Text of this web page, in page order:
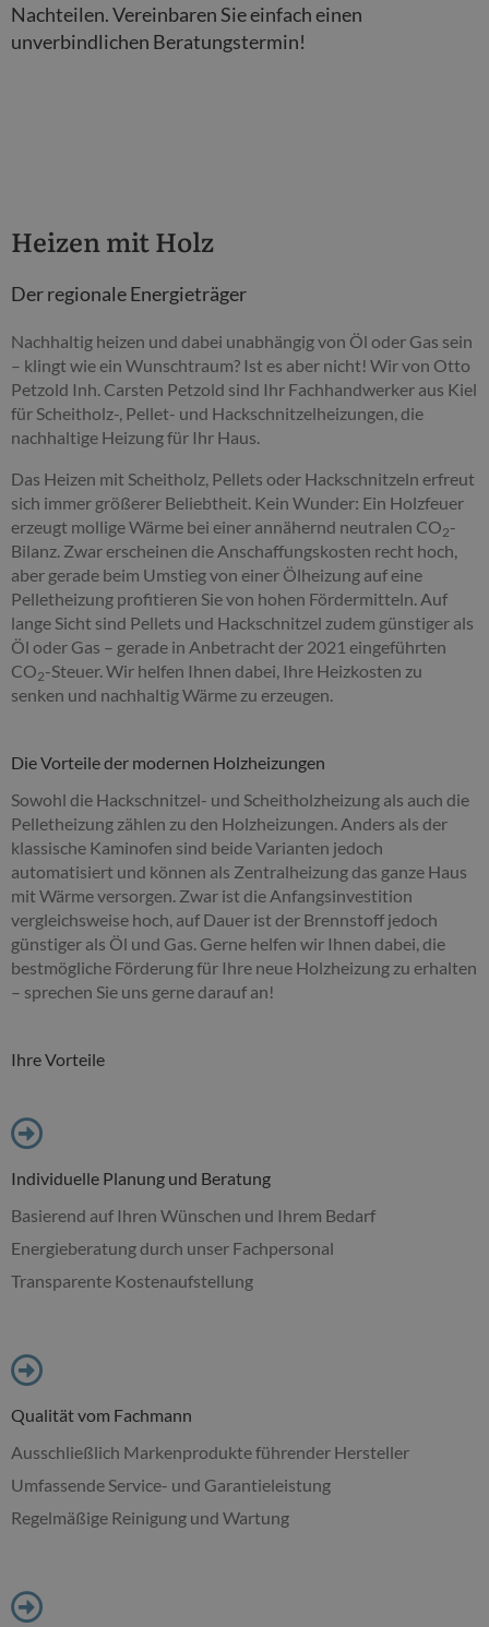
Nachteilen. Vereinbaren Sie einfach einen
unverbindlichen Beratungstermin!
Heizen mit Holz
Der regionale Energieträger
Nachhaltig heizen und dabei unabhängig von Öl oder Gas sein
– klingt wie ein Wunschtraum? Ist es aber nicht! Wir von Otto
Petzold Inh. Carsten Petzold sind Ihr Fachhandwerker aus Kiel
für Scheitholz-, Pellet- und Hackschnitzelheizungen, die
nachhaltige Heizung für Ihr Haus.
Das Heizen mit Scheitholz, Pellets oder Hackschnitzeln erfreut
sich immer größerer Beliebtheit. Kein Wunder: Ein Holzfeuer
erzeugt mollige Wärme bei einer annähernd neutralen CO2-
Bilanz. Zwar erscheinen die Anschaffungskosten recht hoch,
aber gerade beim Umstieg von einer Ölheizung auf eine
Pelletheizung profitieren Sie von hohen Fördermitteln. Auf
lange Sicht sind Pellets und Hackschnitzel zudem günstiger als
Öl oder Gas – gerade in Anbetracht der 2021 eingeführten
CO2-Steuer. Wir helfen Ihnen dabei, Ihre Heizkosten zu
senken und nachhaltig Wärme zu erzeugen.
Die Vorteile der modernen Holzheizungen
Sowohl die Hackschnitzel- und Scheitholzheizung als auch die
Pelletheizung zählen zu den Holzheizungen. Anders als der
klassische Kaminofen sind beide Varianten jedoch
automatisiert und können als Zentralheizung das ganze Haus
mit Wärme versorgen. Zwar ist die Anfangsinvestition
vergleichsweise hoch, auf Dauer ist der Brennstoff jedoch
günstiger als Öl und Gas. Gerne helfen wir Ihnen dabei, die
bestmögliche Förderung für Ihre neue Holzheizung zu erhalten
– sprechen Sie uns gerne darauf an!
Ihre Vorteile
Individuelle Planung und Beratung
Basierend auf Ihren Wünschen und Ihrem Bedarf
Energieberatung durch unser Fachpersonal
Transparente Kostenaufstellung
Qualität vom Fachmann
Ausschließlich Markenprodukte führender Hersteller
Umfassende Service- und Garantieleistung
Regelmäßige Reinigung und Wartung